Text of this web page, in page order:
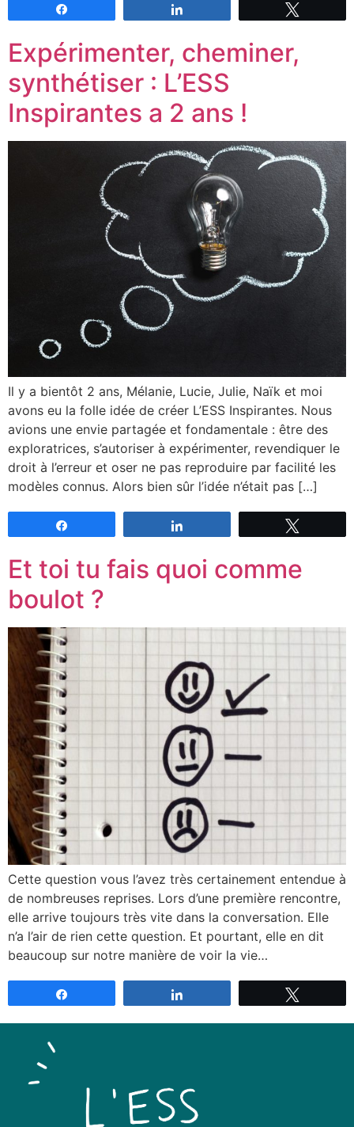
Expérimenter, cheminer,
synthétiser : L’ESS
Inspirantes a 2 ans !
Il y a bientôt 2 ans, Mélanie, Lucie, Julie, Naïk et moi
avons eu la folle idée de créer L’ESS Inspirantes. Nous
avions une envie partagée et fondamentale : être des
exploratrices, s’autoriser à expérimenter, revendiquer le
droit à l’erreur et oser ne pas reproduire par facilité les
modèles connus. Alors bien sûr l’idée n’était pas […]
Et toi tu fais quoi comme
boulot ?
Cette question vous l’avez très certainement entendue à
de nombreuses reprises. Lors d’une première rencontre,
elle arrive toujours très vite dans la conversation. Elle
n’a l’air de rien cette question. Et pourtant, elle en dit
beaucoup sur notre manière de voir la vie…